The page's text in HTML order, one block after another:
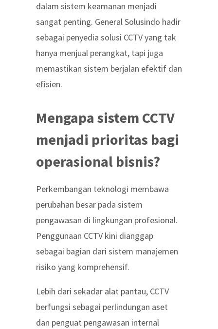
dalam sistem keamanan menjadi
sangat penting. General Solusindo hadir
sebagai penyedia solusi CCTV yang tak
hanya menjual perangkat, tapi juga
memastikan sistem berjalan efektif dan
efisien.
Mengapa sistem CCTV
menjadi prioritas bagi
operasional bisnis?
Perkembangan teknologi membawa
perubahan besar pada sistem
pengawasan di lingkungan profesional.
Penggunaan CCTV kini dianggap
sebagai bagian dari sistem manajemen
risiko yang komprehensif.
Lebih dari sekadar alat pantau, CCTV
berfungsi sebagai perlindungan aset
dan penguat pengawasan internal